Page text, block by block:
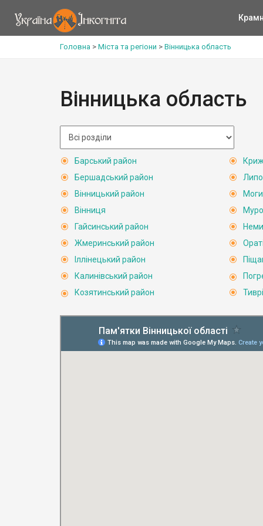
Головна > Міста та регіони > Вінницька область
Вінницька область
Барський район
Бершадський район
Вінницький район
Вінниця
Гайсинський район
Жмеринський район
Іллінецький район
Калинівський район
Козятинський район